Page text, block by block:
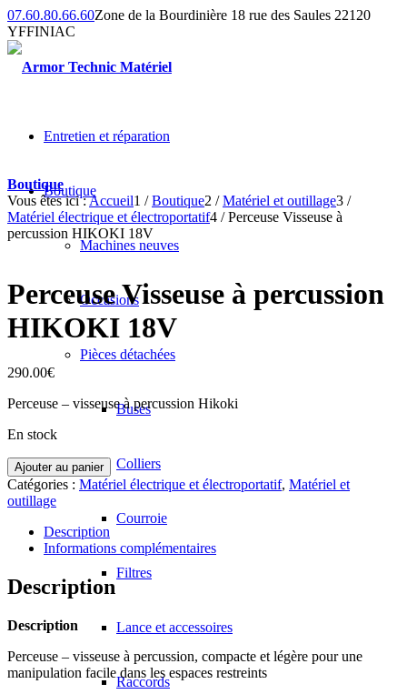
07.60.80.66.60Zone de la Bourdinière 18 rue des Saules 22120
YFFINIAC
Entretien et réparation
Boutique
Machines neuves
Occasions
Pièces détachées
Buses
Colliers
Courroie
Filtres
Lance et accessoires
Raccords
Boutique
Vous êtes ici :Accueil1 / Boutique2 / Matériel et outillage3 /
Matériel électrique et électroportatif4 / Perceuse Visseuse à
percussion HIKOKI 18V
Perceuse Visseuse à percussion
HIKOKI 18V
290.00€
Perceuse – visseuse à percussion Hikoki
En stock
quantité
de
Perceuse
Visseuse
percussion
18V
Ajouter au panier
Catégories : Matériel électrique et électroportatif, Matériel et
outillage
Description
Informations complémentaires
Description
Description
Perceuse – visseuse à percussion, compacte et légère pour une
manipulation facile dans les espaces restreints